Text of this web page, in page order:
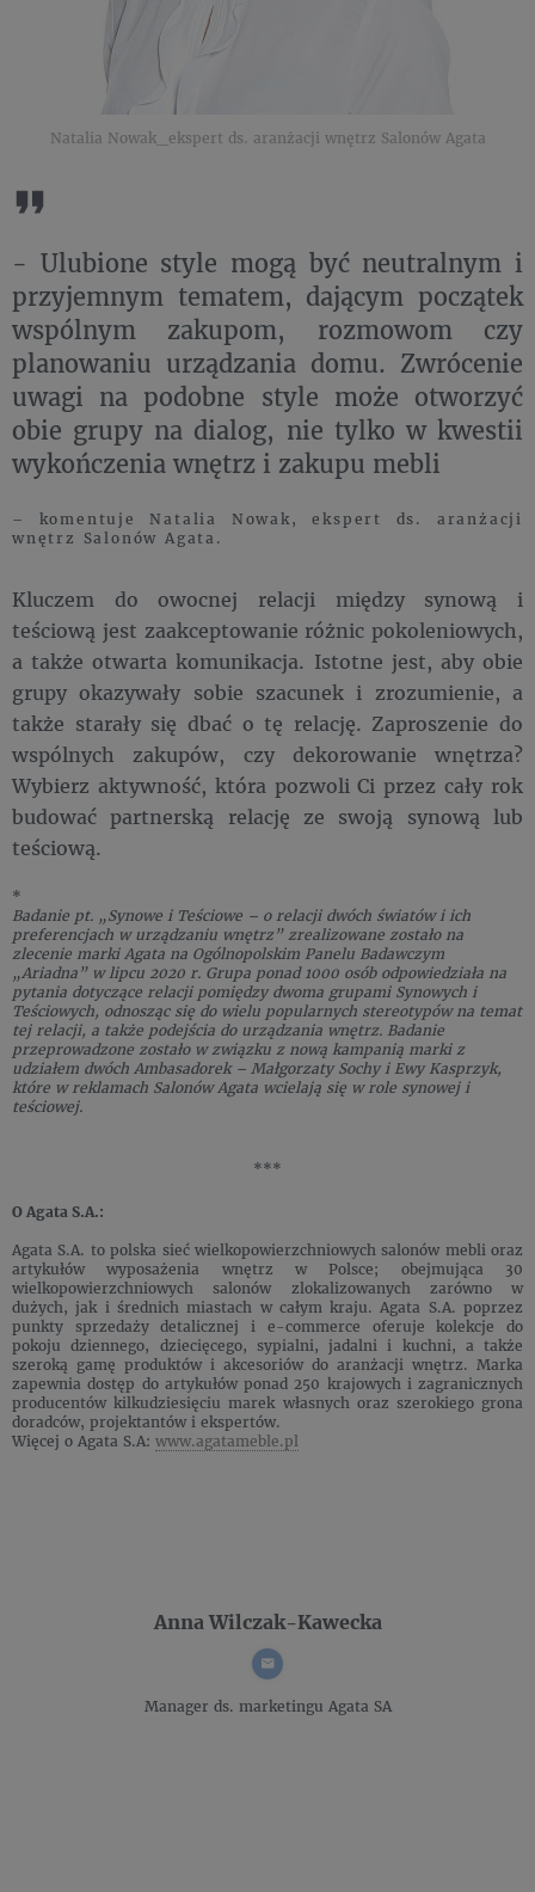
Natalia Nowak_ekspert ds. aranżacji wnętrz Salonów Agata
- Ulubione style mogą być neutralnym i
przyjemnym tematem, dającym początek
wspólnym zakupom, rozmowom czy
planowaniu urządzania domu. Zwrócenie
uwagi na podobne style może otworzyć
obie grupy na dialog, nie tylko w kwestii
wykończenia wnętrz i zakupu mebli
– komentuje Natalia Nowak, ekspert ds. aranżacji
wnętrz Salonów Agata.
Kluczem do owocnej relacji między synową i
teściową jest zaakceptowanie różnic pokoleniowych,
a także otwarta komunikacja. Istotne jest, aby obie
grupy okazywały sobie szacunek i zrozumienie, a
także starały się dbać o tę relację. Zaproszenie do
wspólnych zakupów, czy dekorowanie wnętrza?
Wybierz aktywność, która pozwoli Ci przez cały rok
budować partnerską relację ze swoją synową lub
teściową.
*
Badanie pt. „Synowe i Teściowe – o relacji dwóch światów i ich
preferencjach w urządzaniu wnętrz” zrealizowane zostało na
zlecenie marki Agata na Ogólnopolskim Panelu Badawczym
„Ariadna” w lipcu 2020 r. Grupa ponad 1000 osób odpowiedziała na
pytania dotyczące relacji pomiędzy dwoma grupami Synowych i
Teściowych, odnosząc się do wielu popularnych stereotypów na temat
tej relacji, a także podejścia do urządzania wnętrz. Badanie
przeprowadzone zostało w związku z nową kampanią marki z
udziałem dwóch Ambasadorek – Małgorzaty Sochy i Ewy Kasprzyk,
które w reklamach Salonów Agata wcielają się w role synowej i
teściowej.
***
O Agata S.A.:
Agata S.A. to polska sieć wielkopowierzchniowych salonów mebli oraz
artykułów wyposażenia wnętrz w Polsce; obejmująca 30
wielkopowierzchniowych salonów zlokalizowanych zarówno w
dużych, jak i średnich miastach w całym kraju. Agata S.A. poprzez
punkty sprzedaży detalicznej i e-commerce oferuje kolekcje do
pokoju dziennego, dziecięcego, sypialni, jadalni i kuchni, a także
szeroką gamę produktów i akcesoriów do aranżacji wnętrz. Marka
zapewnia dostęp do artykułów ponad 250 krajowych i zagranicznych
producentów kilkudziesięciu marek własnych oraz szerokiego grona
doradców, projektantów i ekspertów.
Więcej o Agata S.A: www.agatameble.pl
Anna Wilczak-Kawecka
Manager ds. marketingu Agata SA